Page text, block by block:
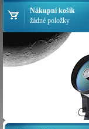
Nákupní košík
žádné položky